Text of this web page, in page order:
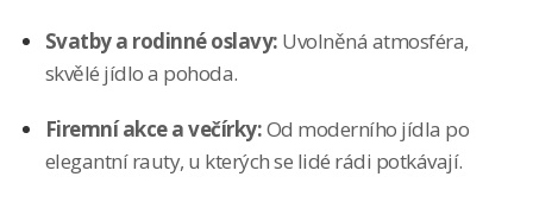
Svatby a rodinné oslavy: Uvolněná atmosféra,
skvělé jídlo a pohoda.
Firemní akce a večírky:Od moderního jídla po
elegantní rauty, u kterých se lidé rádi potkávají.